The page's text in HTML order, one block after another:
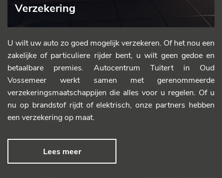
Verzekering
U wilt uw auto zo goed mogelijk verzekeren. Of het nou een
zakelijke of particuliere rijder bent, u wilt geen gedoe en
betaalbare premies. Autocentrum Tuitert in Oud
Vossemeer werkt samen met gerenommeerde
verzekeringsmaatschappijen die alles voor u regelen. Of u
nu op brandstof rijdt of elektrisch, onze partners hebben
een verzekering op maat.
Lees meer